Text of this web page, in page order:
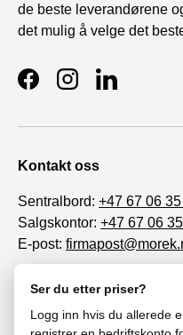
de beste leverandørene
det mulig å velge det
FacebookInstagramLinkedIn
Kontakt oss
Sentralbord: +47 67 06
Salgskontor: +47 67 06
E-post:
Informasjon
Ser du etter priser?
Logg inn hvis du allerede